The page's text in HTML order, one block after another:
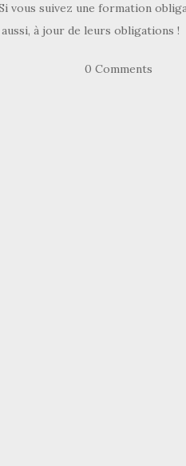
vous suivez une formation
à jour de leurs obligations !
0 Comments